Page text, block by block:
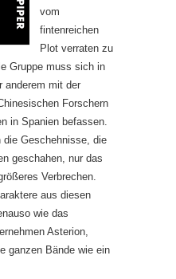
vom
fintenreichen
Plot verraten zu
Gruppe muss sich in
anderem mit der
Forschern
in Spanien befassen.
die Geschehnisse, die
geschahen, nur das
Verbrechen.
aus diesen
wie das
Asterion,
ganzen Bände wie ein